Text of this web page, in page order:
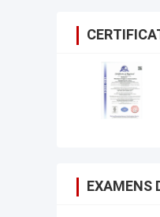
EXAMENS